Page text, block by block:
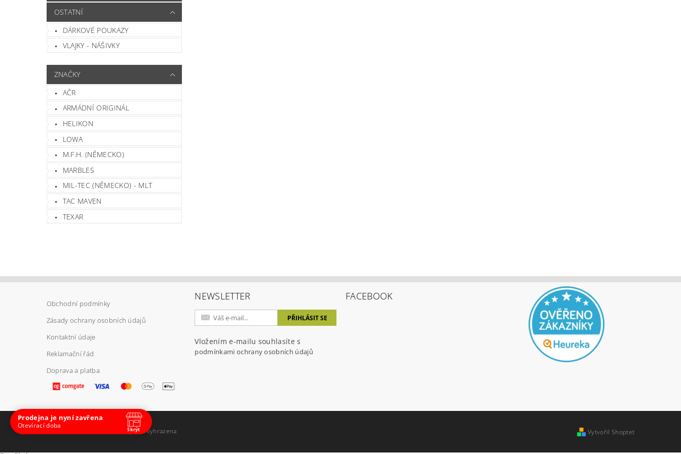
OSTATNÍ
DÁRKOVÉ POUKAZY
VLAJKY - NÁŠIVKY
ZNAČKY
AČR
ARMÁDNÍ ORIGINÁL
HELIKON
LOWA
M.F.H. (NĚMECKO)
MARBLES
MIL-TEC (NĚMECKO) - MLT
TAC MAVEN
TEXAR
Obchodní podmínky
Zásady ochrany osobních údajů
Kontaktní údaje
Reklamační řád
Doprava a platba
NEWSLETTER
Vložením e-mailu souhlasíte s
podmínkami ochrany osobních údajů
FACEBOOK
, všechna práva vyhrazena Vytvořil Shoptet
Prodejna je nyní zavřena
Otevírací doba
Skrýt